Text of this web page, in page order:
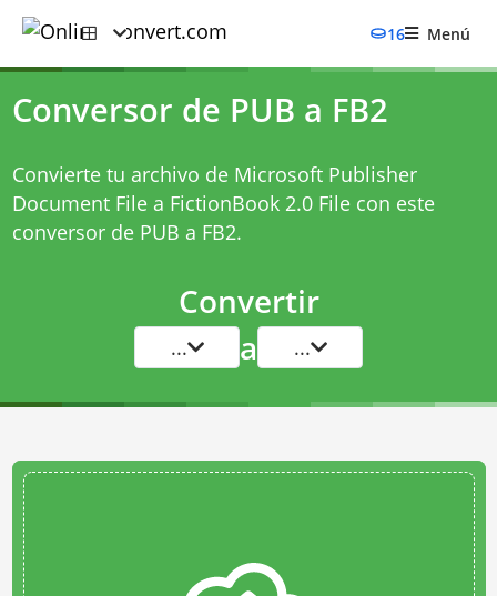
16 Menú
Conversor de PUB a FB2
Convierte tu archivo de Microsoft Publisher
Document File a FictionBook 2.0 File con este
conversor de PUB a FB2.
Convertir
... a ...